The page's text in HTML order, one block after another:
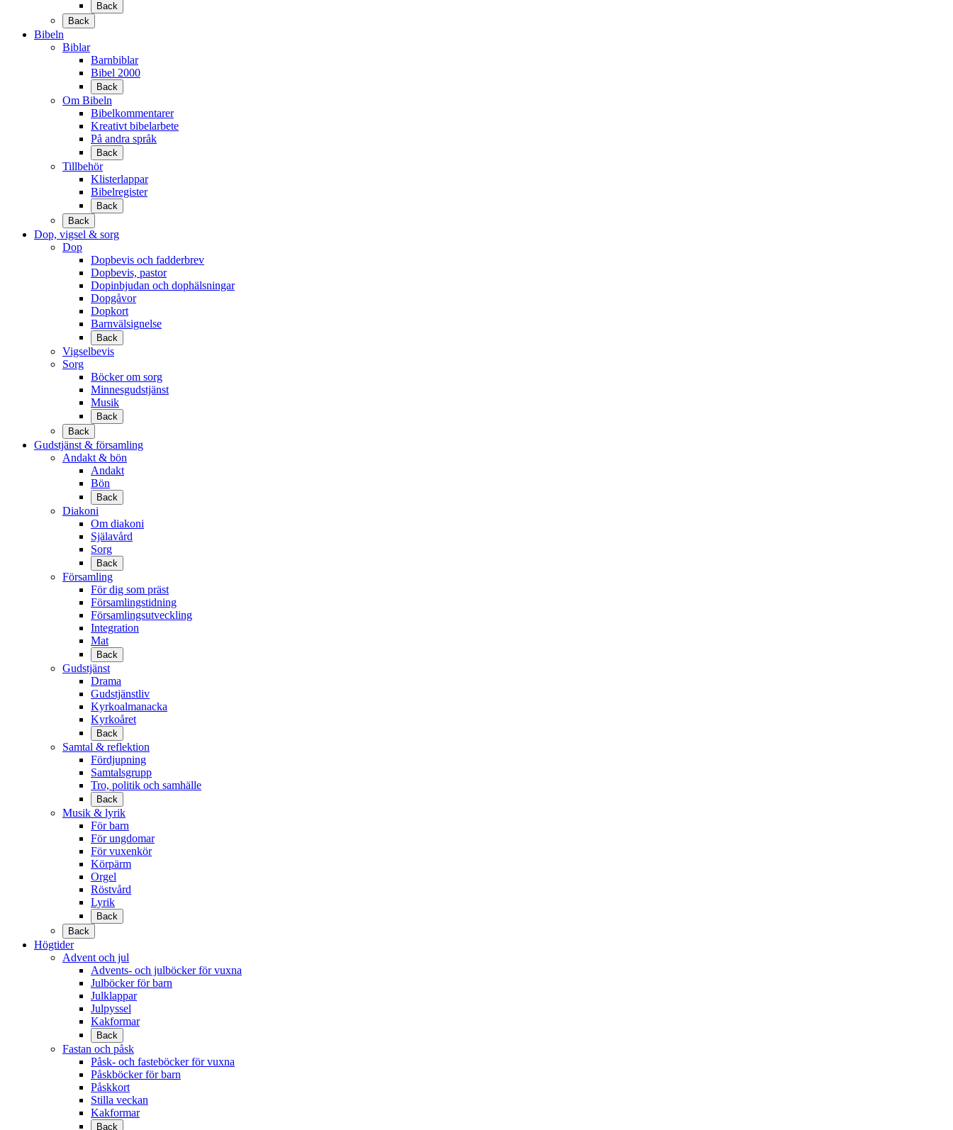
Back
Back
Bibeln
Biblar
Barnbiblar
Bibel 2000
Back
Om Bibeln
Bibelkommentarer
Kreativt bibelarbete
På andra språk
Back
Tillbehör
Klisterlappar
Bibelregister
Back
Back
Dop, vigsel & sorg
Dop
Dopbevis och fadderbrev
Dopbevis, pastor
Dopinbjudan och dophälsningar
Dopgåvor
Dopkort
Barnvälsignelse
Back
Vigselbevis
Sorg
Böcker om sorg
Minnesgudstjänst
Musik
Back
Back
Gudstjänst & församling
Andakt & bön
Andakt
Bön
Back
Diakoni
Om diakoni
Själavård
Sorg
Back
Församling
För dig som präst
Församlingstidning
Församlingsutveckling
Integration
Mat
Back
Gudstjänst
Drama
Gudstjänstliv
Kyrkoalmanacka
Kyrkoåret
Back
Samtal & reflektion
Fördjupning
Samtalsgrupp
Tro, politik och samhälle
Back
Musik & lyrik
För barn
För ungdomar
För vuxenkör
Körpärm
Orgel
Röstvård
Lyrik
Back
Back
Högtider
Advent och jul
Advents- och julböcker för vuxna
Julböcker för barn
Julklappar
Julpyssel
Kakformar
Back
Fastan och påsk
Påsk- och fasteböcker för vuxna
Påskböcker för barn
Påskkort
Stilla veckan
Kakformar
Back